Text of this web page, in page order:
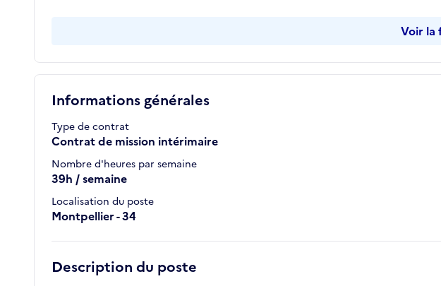
Informations générales
Type de contrat
Contrat de mission intérimaire
Nombre d'heures par semaine
39h / semaine
Localisation du poste
Montpellier - 34
Description du poste
Voir la